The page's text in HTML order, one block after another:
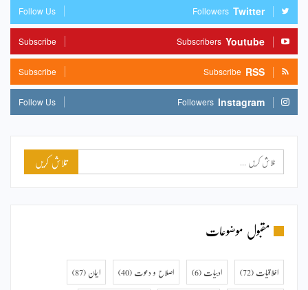
Twitter
Followers
Follow Us
Youtube
Subscribers
Subscribe
RSS
Subscribe
Subscribe
Instagram
Followers
Follow Us
مقبول موضوعات
اخلاقیات (72) ادبیات (6) اصلاح و دعوت (40) ایمان (87)